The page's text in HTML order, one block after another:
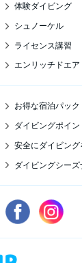
体験ダイビング
シュノーケル
ライセンス講習
エンリッチドエア
お得な宿泊パック
ダイビングポイ
安全にダイビン
ダイビングシー